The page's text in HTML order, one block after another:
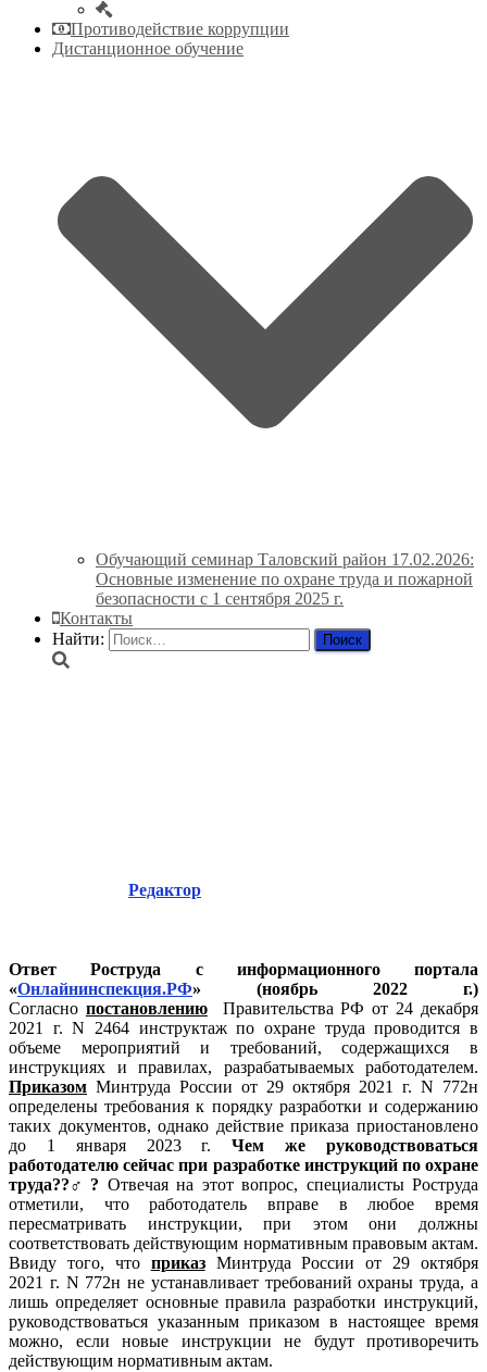
Противодействие коррупции
Дистанционное обучение
Обучающий семинар Таловский район 17.02.2026:
Основные изменение по охране труда и пожарной
безопасности с 1 сентября 2025 г.
Контакты
Найти:
Редактор
Ответ Роструда с информационного портала
«Онлайнинспекция.РФ» (ноябрь 2022 г.)
Согласно постановлению
Правительства РФ от 24 декабря
2021 г. N 2464 инструктаж по охране труда проводится в
объеме мероприятий и требований, содержащихся в
инструкциях и правилах, разрабатываемых работодателем.
Приказом Минтруда России от 29 октября 2021 г. N 772н
определены требования к порядку разработки и содержанию
таких документов, однако действие приказа приостановлено
до 1 января 2023 г.
Чем же руководствоваться
работодателю сейчас при разработке инструкций по охране
труда??‍♂️? Отвечая на этот вопрос, специалисты Роструда
отметили, что работодатель вправе в любое время
пересматривать инструкции, при этом они должны
соответствовать действующим нормативным правовым актам.
Ввиду того, что приказМинтруда России от 29 октября
2021 г. N 772н не устанавливает требований охраны труда, а
лишь определяет основные правила разработки инструкций,
руководствоваться указанным приказом в настоящее время
можно, если новые инструкции не будут противоречить
действующим нормативным актам.